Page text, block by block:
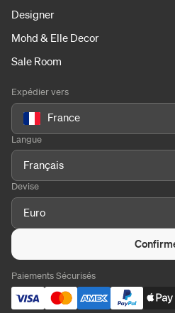
Designer
Mohd & Elle Decor
Sale Room
Expédier vers
France
Langue
Français
Devise
Euro
Paiements Sécurisés